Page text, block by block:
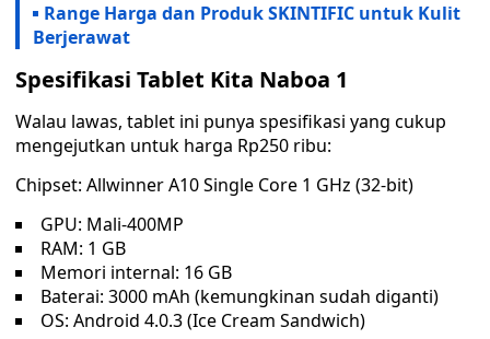
Range Harga dan Produk SKINTIFIC untuk Kulit
Berjerawat
Spesifikasi Tablet Kita Naboa 1
Walau lawas, tablet ini punya spesifikasi yang cukup
mengejutkan untuk harga Rp250 ribu:
Chipset: Allwinner A10 Single Core 1 GHz (32-bit)
GPU: Mali-400MP
RAM: 1 GB
Memori internal: 16 GB
Baterai: 3000 mAh (kemungkinan sudah diganti)
OS: Android 4.0.3 (Ice Cream Sandwich)